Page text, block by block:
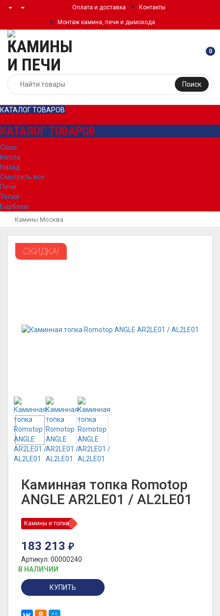
Оплата и доставка Контакты
Монтаж камина, печи и дымохода
Поиск
0
КАТАЛОГ ТОВАРОВ
КАТАЛОГ ТОВАРОВ
Close
Invicta
Назад
Смотреть все
Печи
Топки
Барбекю
Камины Москва
СКИДКА!
Каминная топка Romotop
ANGLE AR2LE01 / AL2LE01
Камины и топки
183 213 ₽
Артикул: 00000240
В НАЛИЧИИ
КУПИТЬ